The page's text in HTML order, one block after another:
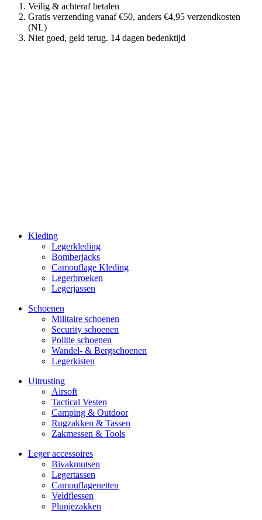
Veilig & achteraf betalen
Gratis verzending vanaf €50, anders €4,95 verzendkosten
(NL)
Niet goed, geld terug. 14 dagen bedenktijd
Kleding
Legerkleding
Bomberjacks
Camouflage Kleding
Legerbroeken
Legerjassen
Schoenen
Militaire schoe­nen
Security schoenen
Politie schoenen
Wandel- & Berg­­schoenen
Legerkisten
Uitrusting
Airsoft
Tactical Ves­ten
Camping & Outdoor
Rugzakken & Tassen
Zakmessen & Tools
Leger accessoires
Bivakmutsen
Legertassen
Camouflage­­netten
Veldflessen
Plunjezakken